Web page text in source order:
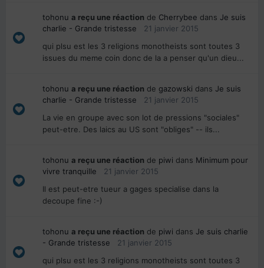
tohonu a reçu une réaction de Cherrybee dans Je suis
charlie - Grande tristesse
21 janvier 2015
qui plsu est les 3 religions monotheists sont toutes 3
issues du meme coin donc de la a penser qu'un dieu...
tohonu a reçu une réaction de gazowski dans Je suis
charlie - Grande tristesse
21 janvier 2015
La vie en groupe avec son lot de pressions "sociales"
peut-etre. Des laics au US sont "obliges" -- ils...
tohonu a reçu une réaction de piwi dans Minimum pour
vivre tranquille
21 janvier 2015
Il est peut-etre tueur a gages specialise dans la
decoupe fine :-)
tohonu a reçu une réaction de piwi dans Je suis charlie
- Grande tristesse
21 janvier 2015
qui plsu est les 3 religions monotheists sont toutes 3